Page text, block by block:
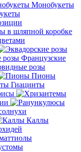
Монобукеты
в шляпной коробке
Французские
розы
Пионы
Гиацинты
Каллы